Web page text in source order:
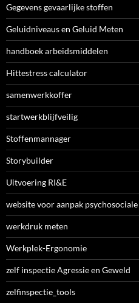
Gegevens gevaarlijke stoffen
Geluidniveaus en Geluid Meten
handboek arbeidsmiddelen
Hittestress calculator
samenwerkkoffer
startwerkblijfveilig
Stoffenmannager
Storybuilder
Uitvoering RI&E
website voor aanpak psychosociale
werkdruk meten
Werkplek-Ergonomie
zelf inspectie Agressie en Geweld
zelfinspectie_tools